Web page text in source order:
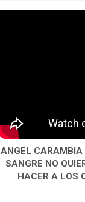
ANGEL CARAMBIA
SANGRE NO
HACER A LOS